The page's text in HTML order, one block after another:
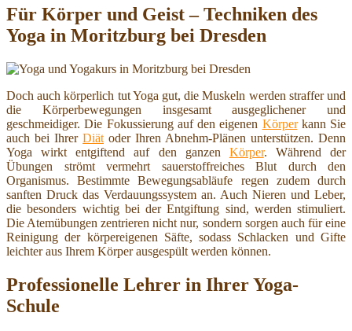
Für Körper und Geist – Techniken des
Yoga in Moritzburg bei Dresden
Doch auch körperlich tut Yoga gut, die Muskeln werden straffer und
die Körperbewegungen insgesamt ausgeglichener und
geschmeidiger. Die Fokussierung auf den eigenen Körperkann Sie
auch bei Ihrer Diät oder Ihren Abnehm-Plänen unterstützen. Denn
Yoga wirkt entgiftend auf den ganzen Körper. Während der
Übungen strömt vermehrt sauerstoffreiches Blut durch den
Organismus. Bestimmte Bewegungsabläufe regen zudem durch
sanften Druck das Verdauungssystem an. Auch Nieren und Leber,
die besonders wichtig bei der Entgiftung sind, werden stimuliert.
Die Atemübungen zentrieren nicht nur, sondern sorgen auch für eine
Reinigung der körpereigenen Säfte, sodass Schlacken und Gifte
leichter aus Ihrem Körper ausgespült werden können.
Professionelle Lehrer in Ihrer Yoga-
Schule